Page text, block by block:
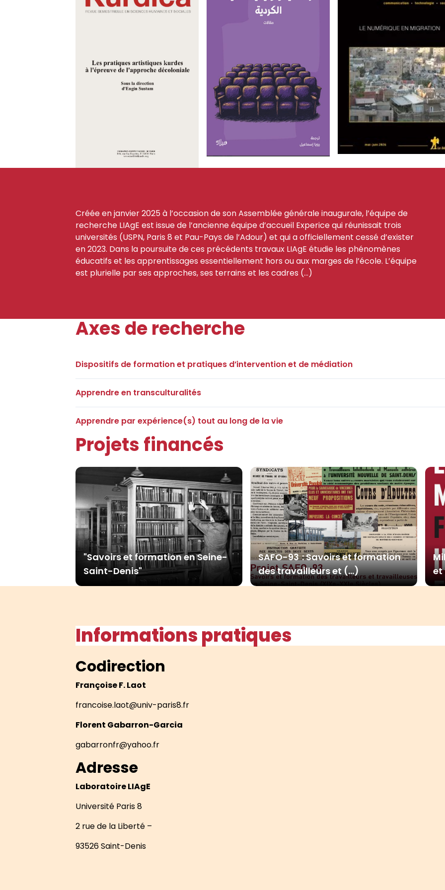
Créée en janvier 2025 à l’occasion de son Assemblée générale inaugurale, l’équipe de
recherche LIAgE est issue de l’ancienne équipe d’accueil Experice qui réunissait trois
universités (USPN, Paris 8 et Pau-Pays de l’Adour) et qui a officiellement cessé d’exister
en 2023. Dans la poursuite de ces précédents travaux LIAgE étudie les phénomènes
éducatifs et les apprentissages essentiellement hors ou aux marges de l’école. L’équipe
est plurielle par ses approches, ses terrains et les cadres (…)
Axes de recherche
Dispositifs de formation et pratiques d’intervention et de médiation
Apprendre en transculturalités
Apprendre par expérience(s) tout au long de la vie
Projets financés
"Savoirs et formation en Seine-
Saint-Denis"
SAFO-93 : Savoirs et formation
des travailleurs et (…)
et
Informations pratiques
Codirection
Françoise F. Laot
francoise.laot@univ-paris8.fr
Florent Gabarron-Garcia
gabarronfr@yahoo.fr
Adresse
Laboratoire LIAgE
Université Paris 8
2 rue de la Liberté –
93526 Saint-Denis